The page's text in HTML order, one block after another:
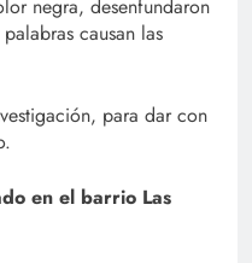
negra, desenfundaron
causan las
para dar con
en el barrio Las